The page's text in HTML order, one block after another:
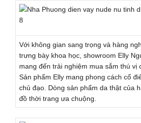
Với không gian sang trọng và hàng
trưng bày khoa học, showroom Elly
mang đến trải nghiệm mua sắm thú vị
Sản phẩm Elly mang phong cách cổ
chủ đạo. Dòng sản phẩm da thật của
đồ thời trang ưa chuộng.